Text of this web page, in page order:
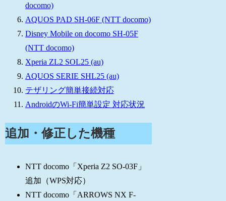
docomo)
AQUOS PAD SH-06F (NTT docomo)
Disney Mobile on docomo SH-05F
(NTT docomo)
Xperia ZL2 SOL25 (au)
AQUOS SERIE SHL25 (au)
テザリング簡単接続対応
AndroidのWi-Fi簡単設定 対応状況
追加・修正した機種
NTT docomo「Xperia Z2 SO-03F」
追加（WPS対応）
NTT docomo「ARROWS NX F-